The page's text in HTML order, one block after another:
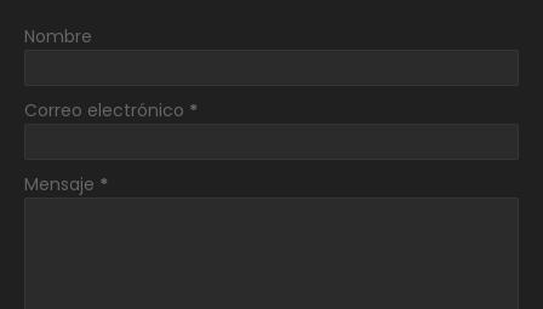
Nombre
Correo electrónico *
Mensaje *